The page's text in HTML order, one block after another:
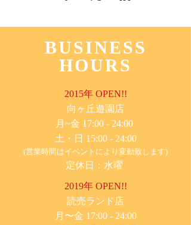
BUSINESS
HOURS
2015年 OPEN!!
​向ヶ丘遊園店
月~金 17:00 - 24:00
土・日 15:00 - 24:00
(営業時間はイベントにより変動致します)
定休日：水曜
2019年 OPEN!!
​読売ランド店
月〜金 17:00 - 24:00